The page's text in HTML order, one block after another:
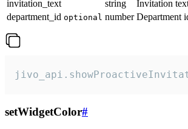
invitation_text
string
Invitation
department_id optional number Department
setWidgetColor#